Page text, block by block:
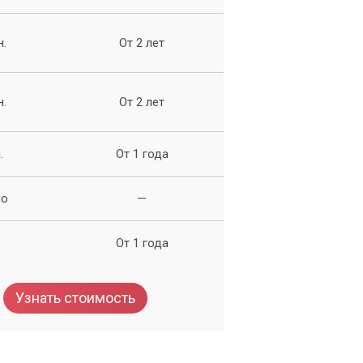
От 2 лет
От 2 лет
От 1 года
—
От 1 года
Узнать стоимость